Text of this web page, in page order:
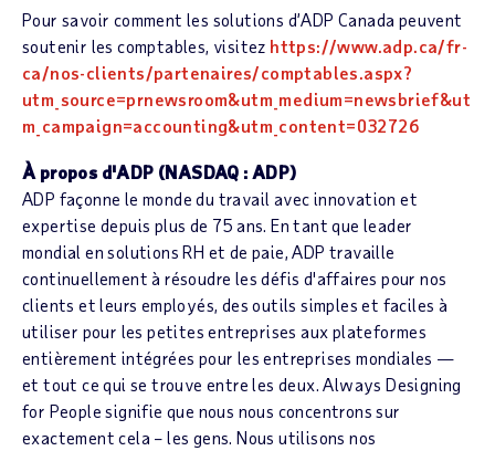
Pour savoir comment les solutions d’ADP Canada peuvent
soutenir les comptables, visitez https://www.adp.ca/fr-
ca/nos-clients/partenaires/comptables.aspx?
utm_source=prnewsroom&utm_medium=newsbrief&ut
m_campaign=accounting&utm_content=032726
À propos d'ADP (NASDAQ : ADP)
ADP façonne le monde du travail avec innovation et
expertise depuis plus de 75 ans. En tant que leader
mondial en solutions RH et de paie, ADP travaille
continuellement à résoudre les défis d'affaires pour nos
clients et leurs employés, des outils simples et faciles à
utiliser pour les petites entreprises aux plateformes
entièrement intégrées pour les entreprises mondiales —
et tout ce qui se trouve entre les deux. Always Designing
for People signifie que nous nous concentrons sur
exactement cela – les gens. Nous utilisons nos